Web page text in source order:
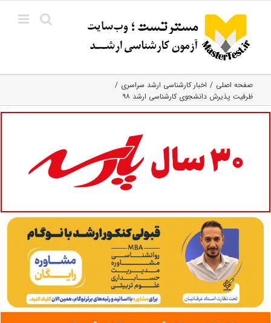
content
صفحه اصلی
اخبار کارشناسی ارشد سراسری
ظرفیت پذیرش دانشجوی کارشناسی ارشد ۹۸